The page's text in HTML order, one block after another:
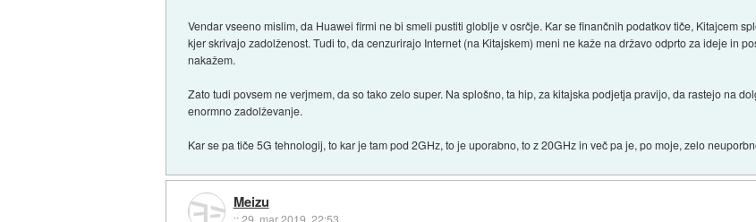
Vendar vseeno mislim, da Huawei firmi ne bi smeli pustiti globlje v osrčje. Kar se finančnih podatkov tiče, Kitajcem
kjer skrivajo zadolženost. Tudi to, da cenzurirajo Internet (na Kitajskem) meni ne kaže na državo odprto za ideje in
nakažem.
Zato tudi povsem ne verjmem, da so tako zelo super. Na splošno, ta hip, za kitajska podjetja pravijo, da rastejo na
enormno zadolževanje.
Kar se pa tiče 5G tehnologij, to kar je tam pod 2GHz, to je uporabno, to z 20GHz in več pa je, po moje, zelo
Meizu